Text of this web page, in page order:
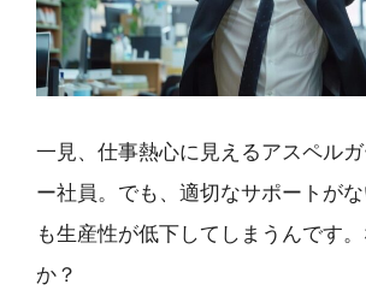
一見、仕事熱心に見えるアスペル
ー社員。でも、適切なサポートが
も生産性が低下してしまうんです
か？